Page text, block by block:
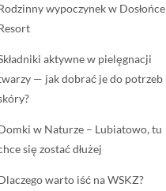
wypoczynek w Dosłońce
aktywne w pielęgnacji
— jak dobrać je do potrzeb
w Naturze – Lubiatowo, tu
się zostać dłużej
warto iść na WSKZ?